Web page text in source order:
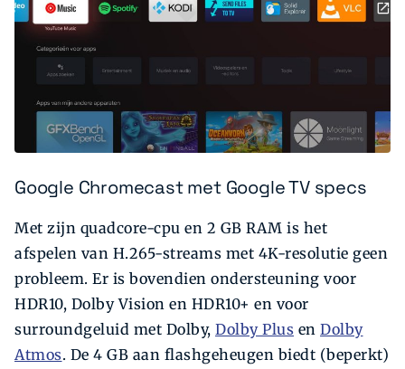
Google Chromecast met Google TV specs
Met zijn quadcore-cpu en 2 GB RAM is het
afspelen van H.265-streams met 4K-resolutie geen
probleem. Er is bovendien ondersteuning voor
HDR10, Dolby Vision en HDR10+ en voor
surroundgeluid met Dolby, Dolby Plus en Dolby
Atmos. De 4 GB aan flash­geheugen biedt (beperkt)